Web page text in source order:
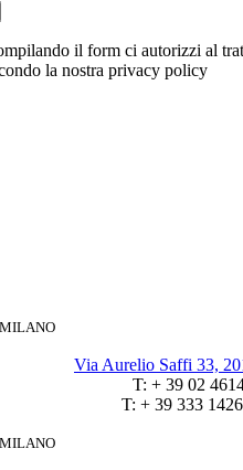
il form ci autorizzi al
la nostra privacy policy
MILANO
Via Aurelio Saffi 33,
T: + 39 02
T: + 39 333
MILANO